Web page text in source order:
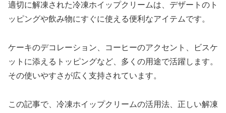
適切に解凍された冷凍ホイップクリームは、デザートのト
ッピングや飲み物にすぐに使える便利なアイテムです。
ケーキのデコレーション、コーヒーのアクセント、ビスケ
ットに添えるトッピングなど、多くの用途で活躍します。
その使いやすさが広く支持されています。
この記事で、冷凍ホイップクリームの活用法、正しい解凍